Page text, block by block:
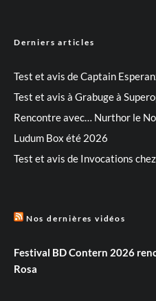
Derniers articles
Test et avis de Captain
Test et avis à Grabuge à
Rencontre avec… Nurthor le
Ludum Box été 2026
Test et avis de Invocations
Nos dernières vidéos
Festival BD Contern 2026
Rosa